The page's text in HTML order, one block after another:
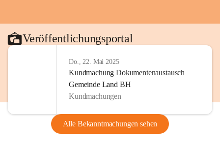
Veröffentlichungsportal
Do., 22. Mai 2025
Kundmachung Dokumentenaustausch
Gemeinde Land BH
Kundmachungen
Alle Bekanntmachungen sehen